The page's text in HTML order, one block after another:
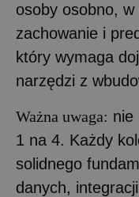
osoby osobno,
zachowanie i
który wymaga
narzędzi z
Ważna uwaga: nie
1 na 4. Każdy
solidnego
danych,